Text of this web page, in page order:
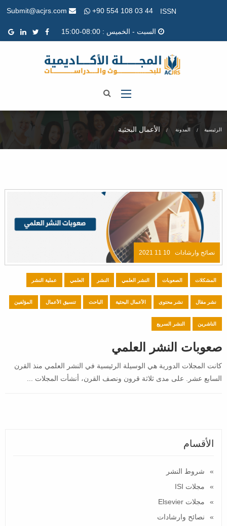
ISSN
+90 554 108 03 44
السبت - الخميس : 08:00-15:00
الرئيسية المدونة الأعمال البحثية
نصائح وارشادات 10 11 2021
المشكلات الصعوبات النشر العلمي النشر العلمي عملية النشر
نشر مقال نشر محتوى الأعمال البحثية الباحث تنسيق الأعمال المؤلفين
الناشرين النشر السريع
صعوبات النشر العلمي
كانت المجلات الدورية هي الوسيلة الرئيسية في النشر العلمي منذ القرن
السابع عشر. على مدى ثلاثة قرون ونصف القرن، أنشأت المجلات ...
الأقسام
شروط النشر
مجلات ISI
مجلات Elsevier
نصائح وارشادات